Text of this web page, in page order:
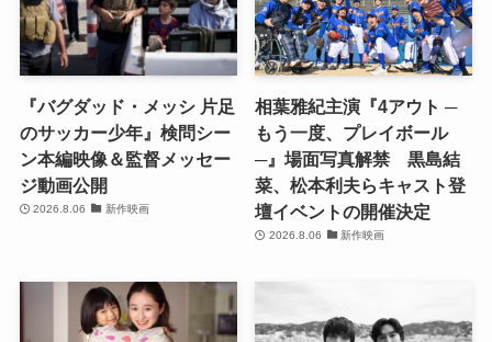
『バグダッド・メッシ 片足
のサッカー少年』検問シー
ン本編映像＆監督メッセー
ジ動画公開
2026.8.06 新作映画
相葉雅紀主演『4アウト ─
もう一度、プレイボール
─』場面写真解禁 黒島結
菜、松本利夫らキャスト登
壇イベントの開催決定
2026.8.06 新作映画